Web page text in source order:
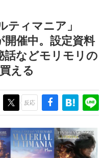
々に製作時のエピソードをお
。『赫本』は、〈試験問題〉
集です。
市場を担う若きクリエイター達
と情熱を探っていきます。
た作家さんに取材し、ゲームが
ルチャーに与えた影響を探る企
ティマニア」
催中。設定資料
話などモリモリの
える
反応